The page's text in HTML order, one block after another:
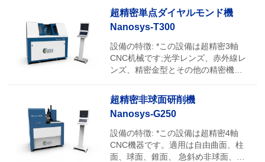
超精密単点ダイヤルモンド機
Nanosys-T300
設備の特徴: *この設備は超精密3軸
CNC机械です;光学レンズ、赤外線レ
ンズ、精密金型とその他の精密機器
加工、アルミ銅反射鏡加工、金型型
加工などを応用します。 *この設備は
天然花崗岩構造を採用して、優れた
熱安定性と吸震能力を持っていま
す。自働調平空気隔震システムを配
置します;コンピュータシステムの64
超精密非球面研削機
Nanosys-G250
設備の特徴: *この設備は超精密4軸
CNC機器です。適用は自由曲面、柱
面、球面、錐面、 急斜め非球面、鳥